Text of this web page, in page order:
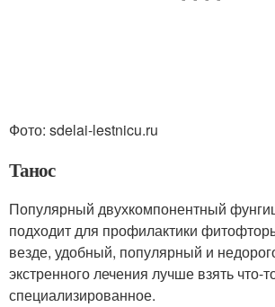
Фото: sdelai-lestnicu.ru
Танос
Популярный двухкомпонентный
подходит для профилактики
везде, удобный, популярный и
экстренного лечения лучше взять что-
специализированное.